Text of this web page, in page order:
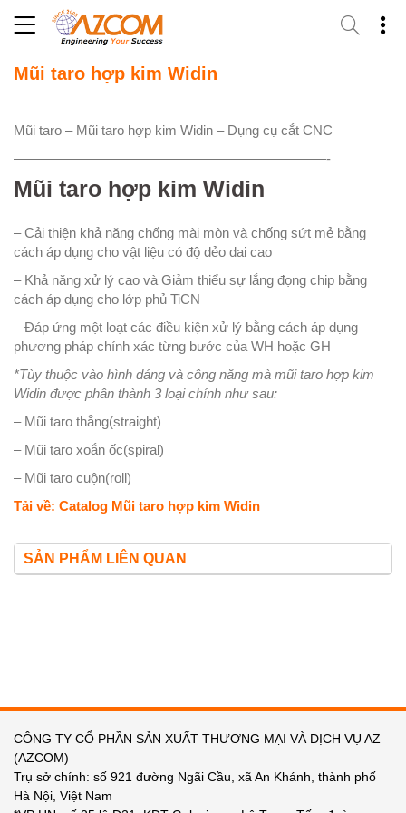
Mũi taro hợp kim Widin
Mũi taro – Mũi taro hợp kim Widin – Dụng cụ cắt CNC
———————————————————————-
Mũi taro hợp kim Widin
– Cải thiện khả năng chống mài mòn và chống sứt mẻ bằng
cách áp dụng cho vật liệu có độ dẻo dai cao
– Khả năng xử lý cao và Giảm thiểu sự lắng đọng chip bằng
cách áp dụng cho lớp phủ TiCN
– Đáp ứng một loạt các điều kiện xử lý bằng cách áp dụng
phương pháp chính xác từng bước của WH hoặc GH
*Tùy thuộc vào hình dáng và công năng mà mũi taro hợp kim
Widin được phân thành 3 loại chính như sau:
– Mũi taro thẳng(straight)
– Mũi taro xoắn ốc(spiral)
– Mũi taro cuộn(roll)
Tải về: Catalog Mũi taro hợp kim Widin
SẢN PHẨM LIÊN QUAN
CÔNG TY CỔ PHẦN SẢN XUẤT THƯƠNG MẠI VÀ DỊCH VỤ AZ
(AZCOM)
Trụ sở chính: số 921 đường Ngãi Cầu, xã An Khánh, thành phố
Hà Nội, Việt Nam